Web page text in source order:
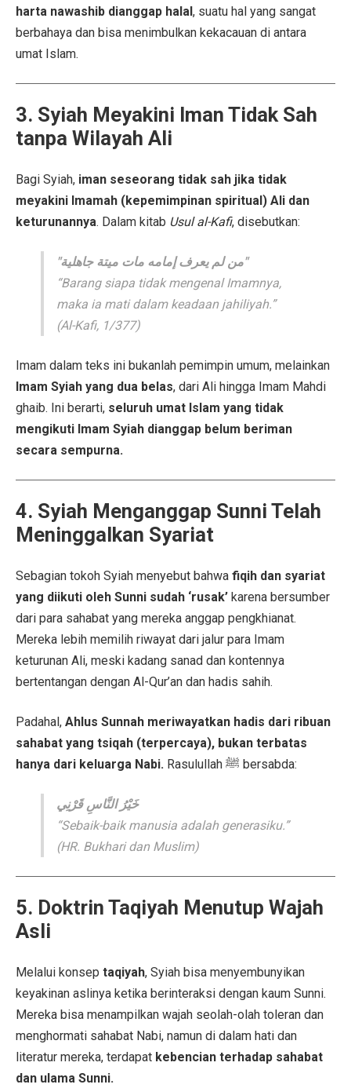
harta nawashib dianggap halal, suatu hal yang sangat
berbahaya dan bisa menimbulkan kekacauan di antara
umat Islam.
3. Syiah Meyakini Iman Tidak Sah
tanpa Wilayah Ali
Bagi Syiah, iman seseorang tidak sah jika tidak
meyakini Imamah (kepemimpinan spiritual) Ali dan
keturunannya. Dalam kitab Usul al-Kafi, disebutkan:
"من لم يعرف إمامه مات ميتة جاهلية"
“Barang siapa tidak mengenal Imamnya,
maka ia mati dalam keadaan jahiliyah.”
(Al-Kafi, 1/377)
Imam dalam teks ini bukanlah pemimpin umum, melainkan
Imam Syiah yang dua belas, dari Ali hingga Imam Mahdi
ghaib. Ini berarti, seluruh umat Islam yang tidak
mengikuti Imam Syiah dianggap belum beriman
secara sempurna.
4. Syiah Menganggap Sunni Telah
Meninggalkan Syariat
Sebagian tokoh Syiah menyebut bahwa fiqih dan syariat
yang diikuti oleh Sunni sudah ‘rusak’ karena bersumber
dari para sahabat yang mereka anggap pengkhianat.
Mereka lebih memilih riwayat dari jalur para Imam
keturunan Ali, meski kadang sanad dan kontennya
bertentangan dengan Al-Qur’an dan hadis sahih.
Padahal, Ahlus Sunnah meriwayatkan hadis dari ribuan
sahabat yang tsiqah (terpercaya), bukan terbatas
hanya dari keluarga Nabi.
Rasulullah ﷺ bersabda:
خَيْرُ النَّاسِ قَرْنِي
“Sebaik-baik manusia adalah generasiku.”
(HR. Bukhari dan Muslim)
5. Doktrin Taqiyah Menutup Wajah
Asli
Melalui konsep taqiyah, Syiah bisa menyembunyikan
keyakinan aslinya ketika berinteraksi dengan kaum Sunni.
Mereka bisa menampilkan wajah seolah-olah toleran dan
menghormati sahabat Nabi, namun di dalam hati dan
literatur mereka, terdapat kebencian terhadap sahabat
dan ulama Sunni.